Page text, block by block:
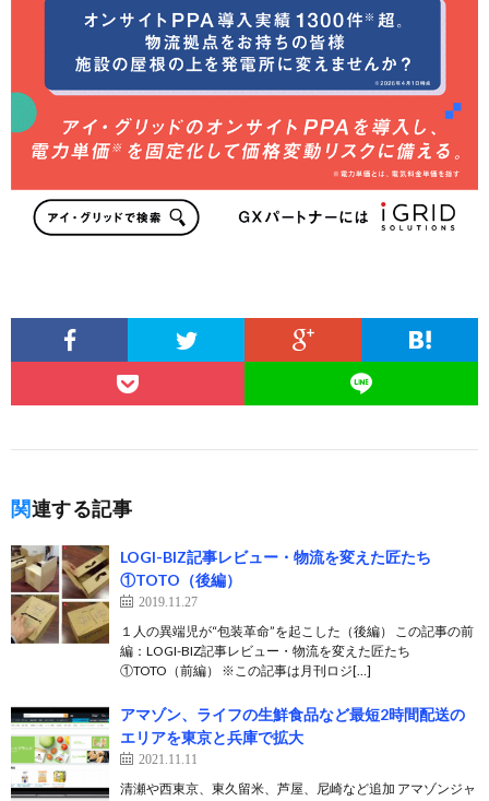
関連する記事
LOGI-BIZ記事レビュー・物流を変えた匠たち
①TOTO（後編）
2019.11.27
１人の異端児が“包装革命”を起こした（後編） この記事の前
編：LOGI-BIZ記事レビュー・物流を変えた匠たち
①TOTO（前編） ※この記事は月刊ロジ[…]
アマゾン、ライフの生鮮食品など最短2時間配送の
エリアを東京と兵庫で拡大
2021.11.11
清瀬や西東京、東久留米、芦屋、尼崎など追加 アマゾンジャ